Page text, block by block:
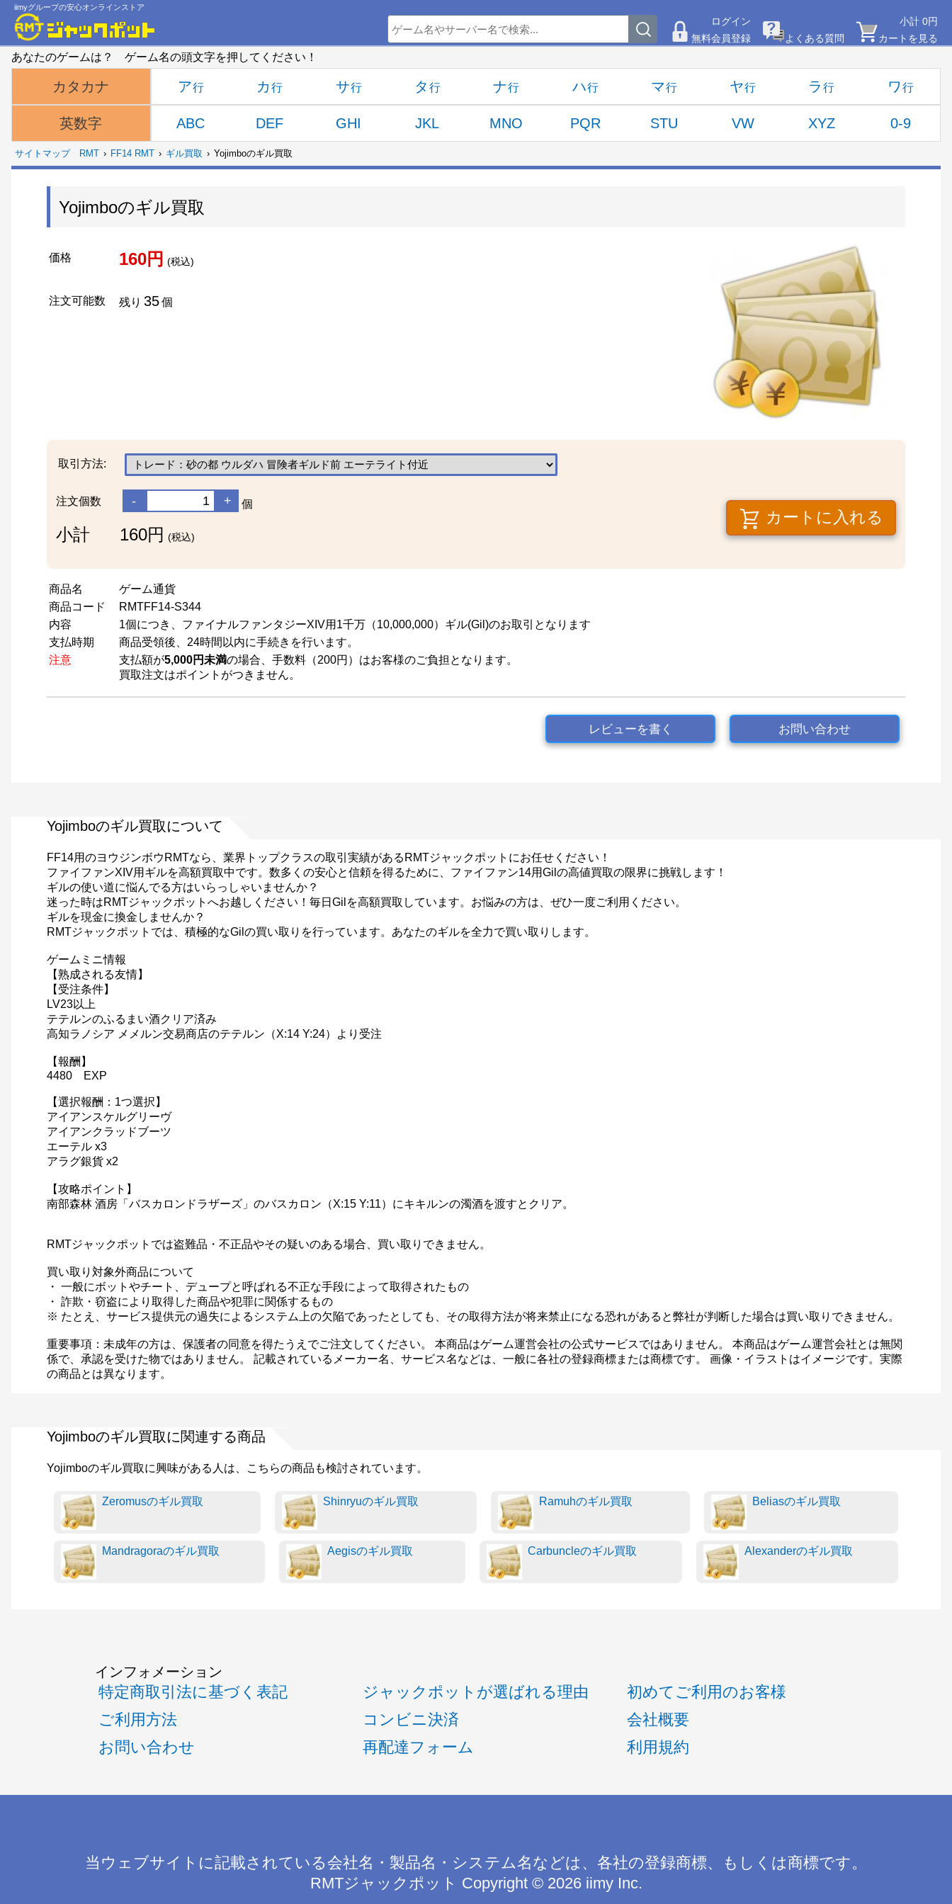
iimyグループの安心オンラインストア
ログイン
無料会員登録
よくある質問
小計 0円
カートを見る
あなたのゲームは？ ゲーム名の頭文字を押してください！
カタカナ
英数字
ア カ サ タ ナ ハ マ ヤ ラ ワ
ABC DEF GHI JKL MNO PQR STU VW XYZ 0-9
サイトマップ RMT FF14 RMT ギル買取 Yojimboのギル買取
Yojimboのギル買取
価格 160円 (税込)
注文可能数 残り 35個
取引方法:
注文個数 - + 個
小計 160円 (税込)
カートに入れる
商品名
ゲーム通貨
商品コード
RMTFF14-S344
内容
1個につき、ファイナルファンタジーXIV用1千万（10,000,000）ギル(Gil)のお取引となります
支払時期
商品受領後、24時間以内に手続きを行います。
注意
支払額が5,000円未満の場合、手数料（200円）はお客様のご負担となります。
買取注文はポイントがつきません。
レビューを書く お問い合わせ
Yojimboのギル買取について
FF14用のヨウジンボウRMTなら、業界トップクラスの取引実績があるRMTジャックポットにお任せください！
ファイファンXIV用ギルを高額買取中です。数多くの安心と信頼を得るために、ファイファン14用Gilの高値買取の限界に挑戦します！
ギルの使い道に悩んでる方はいらっしゃいませんか？
迷った時はRMTジャックポットへお越しください！毎日Gilを高額買取しています。お悩みの方は、ぜひ一度ご利用ください。
ギルを現金に換金しませんか？
RMTジャックポットでは、積極的なGilの買い取りを行っています。あなたのギルを全力で買い取りします。
ゲームミニ情報
【熟成される友情】
【受注条件】
LV23以上
テテルンのふるまい酒クリア済み
高知ラノシア メメルン交易商店のテテルン（X:14 Y:24）より受注
【報酬】
4480 EXP
【選択報酬：1つ選択】
アイアンスケルグリーヴ
アイアンクラッドブーツ
エーテル x3
アラグ銀貨 x2
【攻略ポイント】
南部森林 酒房「バスカロンドラザーズ」のバスカロン（X:15 Y:11）にキキルンの濁酒を渡すとクリア。
RMTジャックポットでは盗難品・不正品やその疑いのある場合、買い取りできません。
買い取り対象外商品について
・ 一般にボットやチート、デュープと呼ばれる不正な手段によって取得されたもの
・ 詐欺・窃盗により取得した商品や犯罪に関係するもの
※ たとえ、サービス提供元の過失によるシステム上の欠陥であったとしても、その取得方法が将来禁止になる恐れがあると弊社が判断した場合は買い取りできません。
重要事項：未成年の方は、保護者の同意を得たうえでご注文してください。 本商品はゲーム運営会社の公式サービスではありません。 本商品はゲーム運営会社とは無関
係で、承認を受けた物ではありません。 記載されているメーカー名、サービス名などは、一般に各社の登録商標または商標です。 画像・イラストはイメージです。実際
の商品とは異なります。
Yojimboのギル買取に関連する商品
Yojimboのギル買取に興味がある人は、こちらの商品も検討されています。
Zeromusのギル買取 Shinryuのギル買取 Ramuhのギル買取 Beliasのギル買取
Mandragoraのギル買取 Aegisのギル買取 Carbuncleのギル買取 Alexanderのギル買取
インフォメーション
特定商取引法に基づく表記 ジャックポットが選ばれる理由
初めてご利用のお客様
ご利用方法
コンビニ決済
会社概要
お問い合わせ
再配達フォーム 利用規約
当ウェブサイトに記載されている会社名・製品名・システム名などは、各社の登録商標、もしくは商標です。
RMTジャックポット Copyright © 2026 iimy Inc.